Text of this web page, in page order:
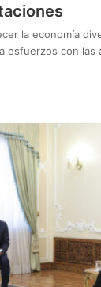
la economía
esfuerzos con las